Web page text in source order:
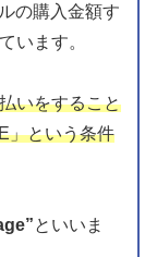
の購入金額す
います。
いをすること
」という条件
といいま